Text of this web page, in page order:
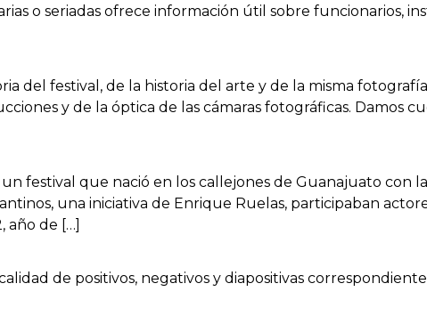
o seriadas ofrece información útil sobre funcionarios,
del festival, de la historia del arte y de la misma
y de la óptica de las cámaras fotográficas. Damos
festival que nació en los callejones de Guanajuato con
una iniciativa de Enrique Ruelas, participaban
año de […]
de positivos, negativos y diapositivas